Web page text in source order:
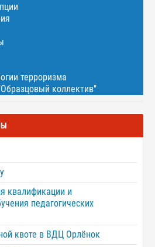
терроризма
коллектив"
квалификации и
педагогических
квоте в ВДЦ Орлёнок